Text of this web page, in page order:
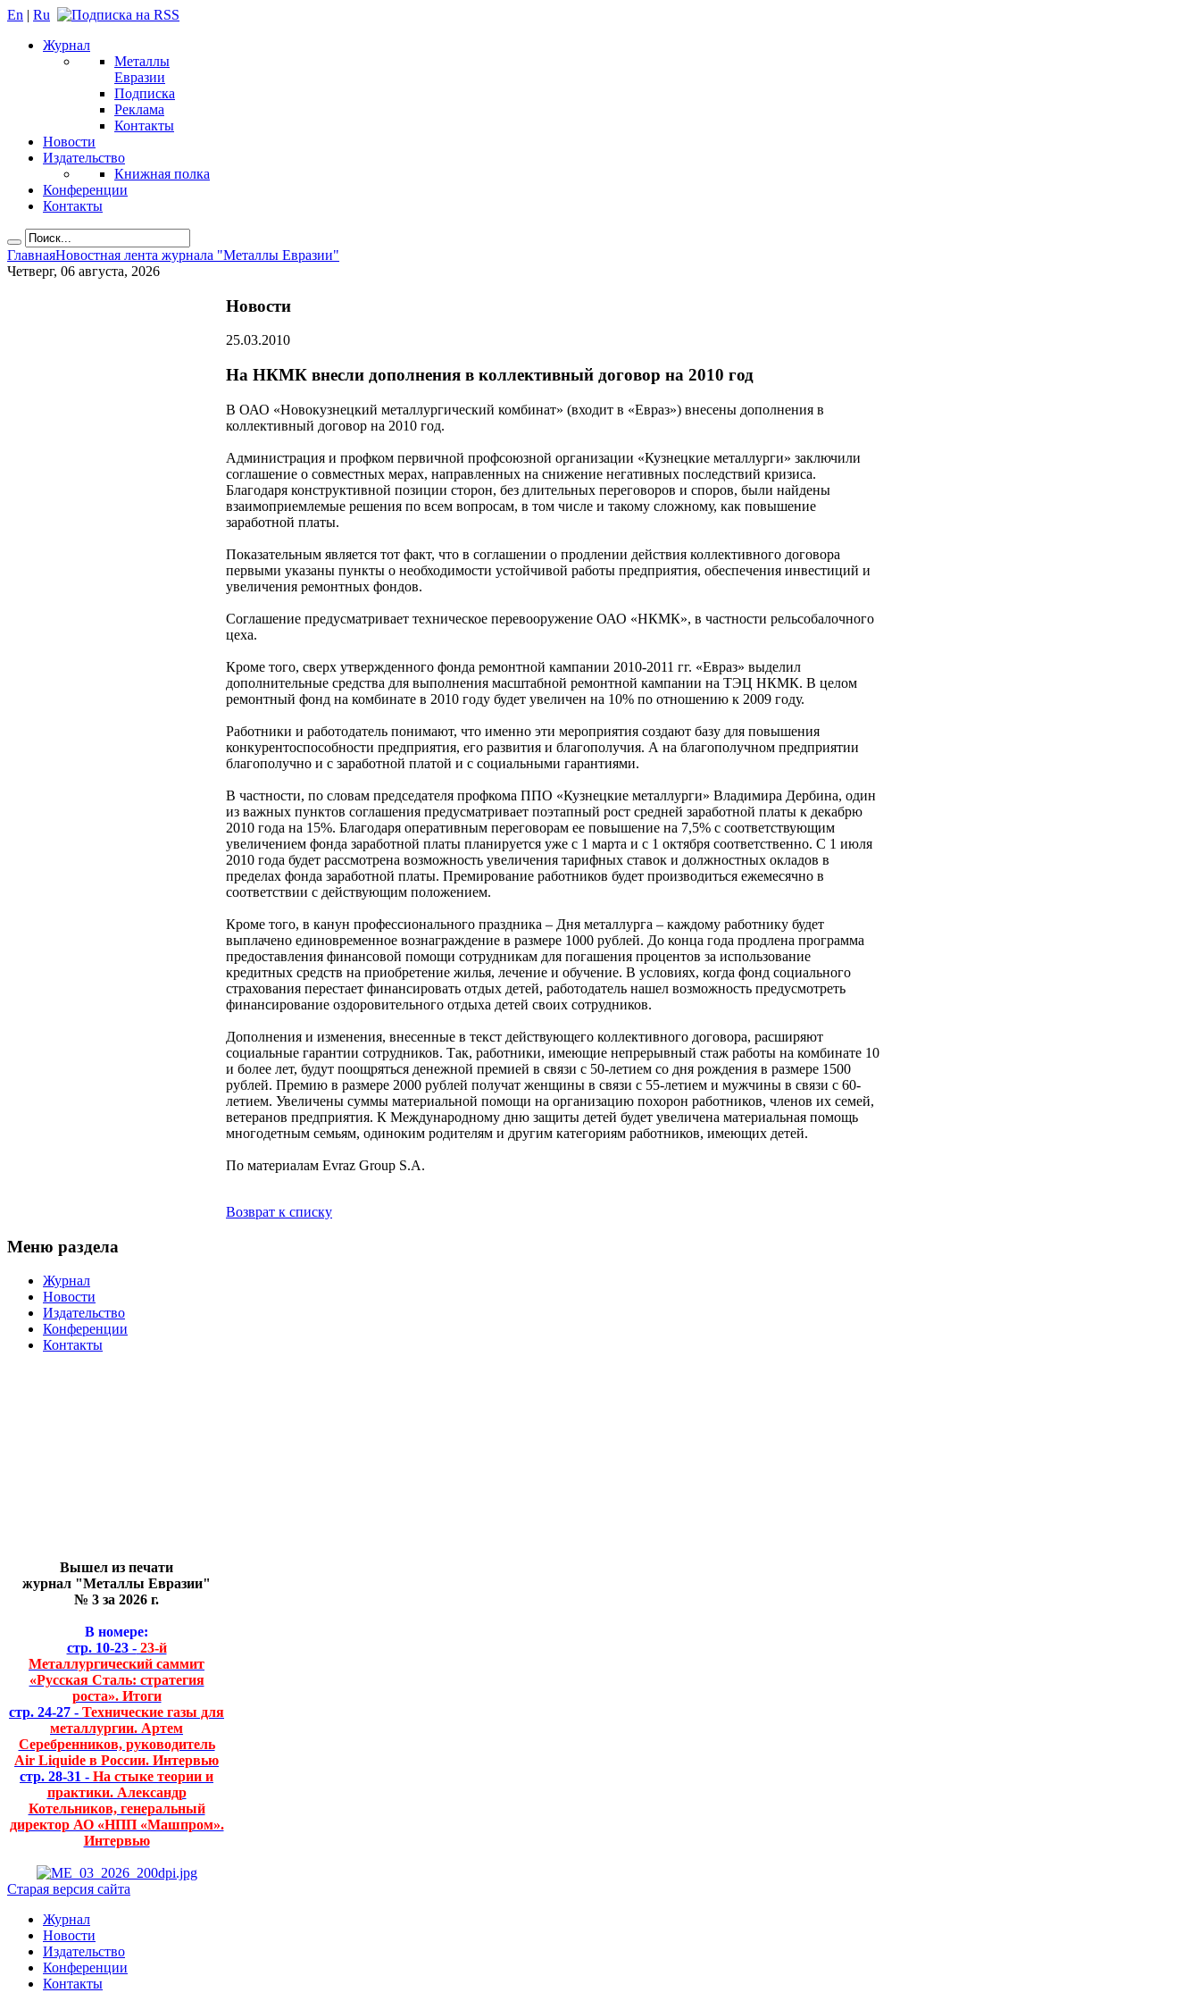
En | Ru
Журнал
Металлы
Евразии
Подписка
Реклама
Контакты
Новости
Издательство
Книжная полка
Конференции
Контакты
ГлавнаяНовостная лента журнала "Металлы Евразии"
Четверг, 06 августа, 2026
Новости
25.03.2010
На НКМК внесли дополнения в коллективный договор на 2010 год
В ОАО «Новокузнецкий металлургический комбинат» (входит в «Евраз») внесены дополнения в
коллективный договор на 2010 год.
Администрация и профком первичной профсоюзной организации «Кузнецкие металлурги» заключили
соглашение о совместных мерах, направленных на снижение негативных последствий кризиса.
Благодаря конструктивной позиции сторон, без длительных переговоров и споров, были найдены
взаимоприемлемые решения по всем вопросам, в том числе и такому сложному, как повышение
заработной платы.
Показательным является тот факт, что в соглашении о продлении действия коллективного договора
первыми указаны пункты о необходимости устойчивой работы предприятия, обеспечения инвестиций и
увеличения ремонтных фондов.
Соглашение предусматривает техническое перевооружение ОАО «НКМК», в частности рельсобалочного
цеха.
Кроме того, сверх утвержденного фонда ремонтной кампании 2010-2011 гг. «Евраз» выделил
дополнительные средства для выполнения масштабной ремонтной кампании на ТЭЦ НКМК. В целом
ремонтный фонд на комбинате в 2010 году будет увеличен на 10% по отношению к 2009 году.
Работники и работодатель понимают, что именно эти мероприятия создают базу для повышения
конкурентоспособности предприятия, его развития и благополучия. А на благополучном предприятии
благополучно и с заработной платой и с социальными гарантиями.
В частности, по словам председателя профкома ППО «Кузнецкие металлурги» Владимира Дербина, один
из важных пунктов соглашения предусматривает поэтапный рост средней заработной платы к декабрю
2010 года на 15%. Благодаря оперативным переговорам ее повышение на 7,5% с соответствующим
увеличением фонда заработной платы планируется уже с 1 марта и с 1 октября соответственно. С 1 июля
2010 года будет рассмотрена возможность увеличения тарифных ставок и должностных окладов в
пределах фонда заработной платы. Премирование работников будет производиться ежемесячно в
соответствии с действующим положением.
Кроме того, в канун профессионального праздника – Дня металлурга – каждому работнику будет
выплачено единовременное вознаграждение в размере 1000 рублей. До конца года продлена программа
предоставления финансовой помощи сотрудникам для погашения процентов за использование
кредитных средств на приобретение жилья, лечение и обучение. В условиях, когда фонд социального
страхования перестает финансировать отдых детей, работодатель нашел возможность предусмотреть
финансирование оздоровительного отдыха детей своих сотрудников.
Дополнения и изменения, внесенные в текст действующего коллективного договора, расширяют
социальные гарантии сотрудников. Так, работники, имеющие непрерывный стаж работы на комбинате 10
и более лет, будут поощряться денежной премией в связи с 50-летием со дня рождения в размере 1500
рублей. Премию в размере 2000 рублей получат женщины в связи с 55-летием и мужчины в связи с 60-
летием. Увеличены суммы материальной помощи на организацию похорон работников, членов их семей,
ветеранов предприятия. К Международному дню защиты детей будет увеличена материальная помощь
многодетным семьям, одиноким родителям и другим категориям работников, имеющих детей.
По материалам Evraz Group S.A.
Возврат к списку
Меню раздела
Журнал
Новости
Издательство
Конференции
Контакты
Вышел из печати
журнал "Металлы Евразии"
№ 3 за 2026 г.
В номере:
стр. 10-23 -23-й
Металлургический саммит
«Русская Сталь: стратегия
роста». Итоги
стр. 24-27 - Технические газы для
металлургии. Артем
Серебренников, руководитель
Air Liquide в России. Интервью
стр. 28-31 - На стыке теории и
практики. Александр
Котельников, генеральный
директор АО «НПП «Машпром».
Интервью
Старая версия сайта
Журнал
Новости
Издательство
Конференции
Контакты